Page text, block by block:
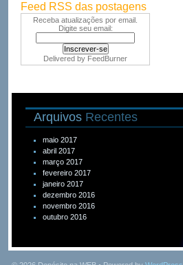
Feed RSS das postagens
Receba atualizações por email.
Digite seu email:
Delivered by FeedBurner
Arquivos Recentes
maio 2017
abril 2017
março 2017
fevereiro 2017
janeiro 2017
dezembro 2016
novembro 2016
outubro 2016